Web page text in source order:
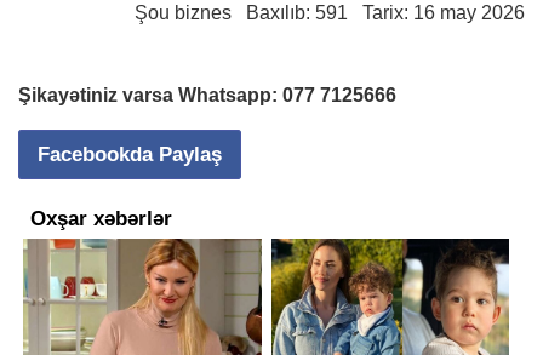
Şou biznes Baxılıb: 591 Tarix: 16 may 2026
Şikayətiniz varsa Whatsapp: 077 7125666
Facebookda Paylaş
Oxşar xəbərlər